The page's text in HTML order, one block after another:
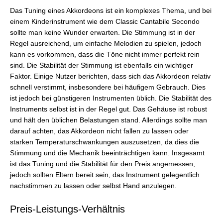
Das Tuning eines Akkordeons ist ein komplexes Thema, und bei
einem Kinderinstrument wie dem Classic Cantabile Secondo
sollte man keine Wunder erwarten. Die Stimmung ist in der
Regel ausreichend, um einfache Melodien zu spielen, jedoch
kann es vorkommen, dass die Töne nicht immer perfekt rein
sind. Die Stabilität der Stimmung ist ebenfalls ein wichtiger
Faktor. Einige Nutzer berichten, dass sich das Akkordeon relativ
schnell verstimmt, insbesondere bei häufigem Gebrauch. Dies
ist jedoch bei günstigeren Instrumenten üblich. Die Stabilität des
Instruments selbst ist in der Regel gut. Das Gehäuse ist robust
und hält den üblichen Belastungen stand. Allerdings sollte man
darauf achten, das Akkordeon nicht fallen zu lassen oder
starken Temperaturschwankungen auszusetzen, da dies die
Stimmung und die Mechanik beeinträchtigen kann. Insgesamt
ist das Tuning und die Stabilität für den Preis angemessen,
jedoch sollten Eltern bereit sein, das Instrument gelegentlich
nachstimmen zu lassen oder selbst Hand anzulegen.
Preis-Leistungs-Verhältnis